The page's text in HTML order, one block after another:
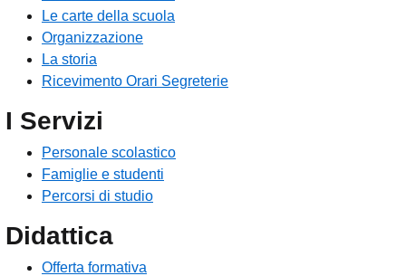
Le carte della scuola
Organizzazione
La storia
Ricevimento Orari Segreterie
I Servizi
Personale scolastico
Famiglie e studenti
Percorsi di studio
Didattica
Offerta formativa